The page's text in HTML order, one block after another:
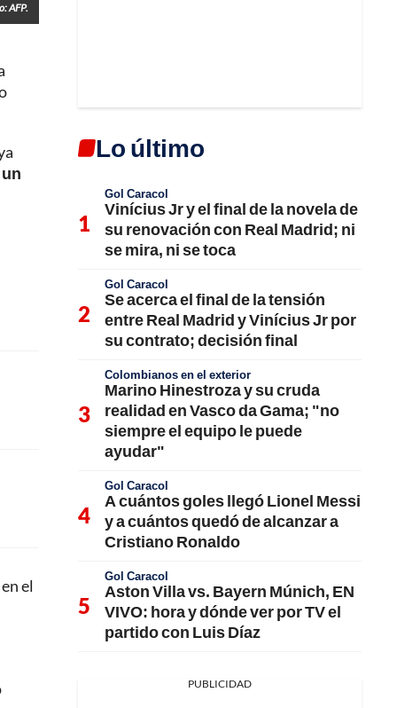
AFP.
el
Lo último
Gol Caracol
Vinícius Jr y el final de la novela de
su renovación con Real Madrid; ni
se mira, ni se toca
Gol Caracol
Se acerca el final de la tensión
entre Real Madrid y Vinícius Jr por
su contrato; decisión final
Colombianos en el exterior
Marino Hinestroza y su cruda
realidad en Vasco da Gama; "no
siempre el equipo le puede
ayudar"
Gol Caracol
A cuántos goles llegó Lionel Messi
y a cuántos quedó de alcanzar a
Cristiano Ronaldo
Gol Caracol
Aston Villa vs. Bayern Múnich, EN
VIVO: hora y dónde ver por TV el
partido con Luis Díaz
PUBLICIDAD